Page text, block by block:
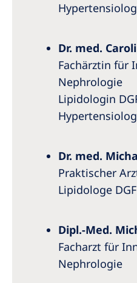
Dr. med.
Fachärztin für
Nephrologie
Lipidologin
Dr. med.
Praktischer
Lipidologe
Dipl.-Med.
Facharzt für
Nephrologie